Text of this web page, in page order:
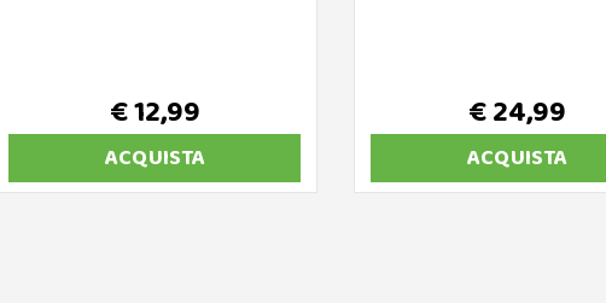
€ 12,99
ACQUISTA
€ 24,99
ACQUISTA